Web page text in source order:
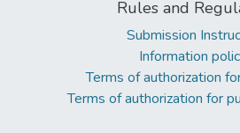
Rules and
Submission
Information
Terms of authorization
Terms of authorization for